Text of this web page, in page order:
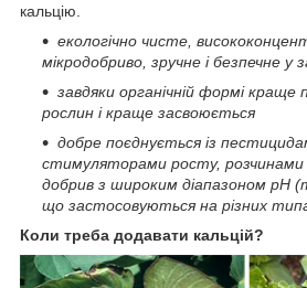
кальцію.
екологічно чисте,
мікродобриво, зручне і безпечне у
завдяки органічній формі
рослин і краще засвоюється
добре поєднується із
стимуляторами росту, розчинами
добрив з широким діапазоном рН
що застосовуються на різних
Коли треба додавати кальцій?